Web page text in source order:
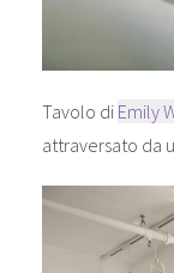
Tavolo di Emily
attraversato da